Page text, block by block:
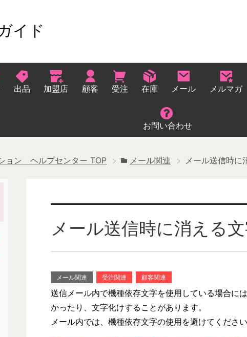
イド
出品 加盟店 顧客 受注 在庫 メール メルマガ
お問い合わせ
ョン ヘルプセンター TOP メール関連 メール送信時に
メール送信時に消える
メール関連 受注関連 顧客関連
送信メール内で機種依存文字を使用している場合に
かったり、文字化けすることがあります。
メール内では、機種依存文字の使用を避けてください